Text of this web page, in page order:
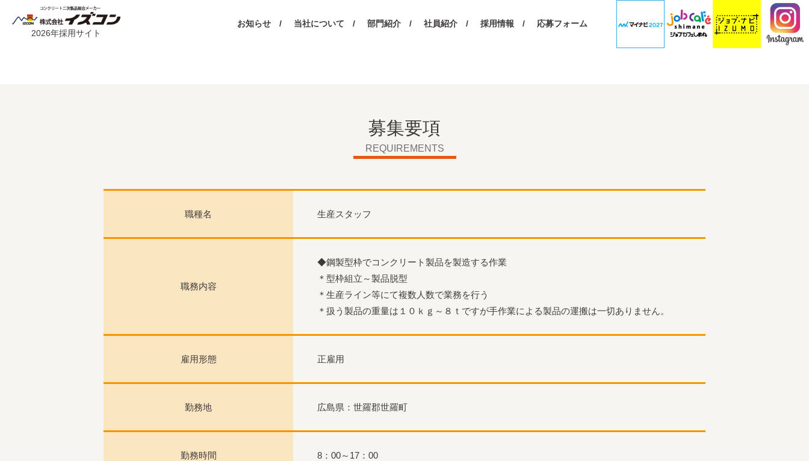
2026年採用サイト
お知らせ / 当社について / 部門紹介 / 社員紹介 / 採用情報 / 応募フォーム
募集要項
REQUIREMENTS
職種名 生産スタッフ
職務内容
◆鋼製型枠でコンクリート製品を製造する作業
＊型枠組立～製品脱型
＊生産ライン等にて複数人数で業務を行う
＊扱う製品の重量は１０ｋｇ～８ｔですが手作業による製品の運搬は一切ありません。
雇用形態 正雇用
勤務地 広島県：世羅郡世羅町
勤務時間 8：00～17：00